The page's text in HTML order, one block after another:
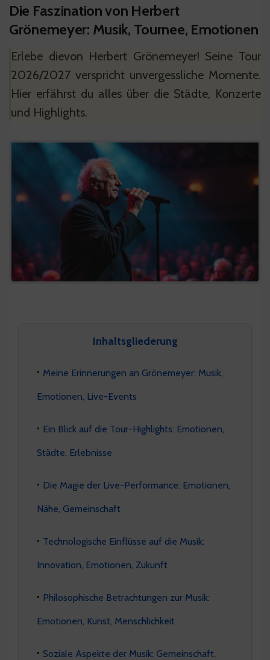
Die Faszination von Herbert
Grönemeyer: Musik, Tournee, Emotionen
Erlebe dievon Herbert Grönemeyer! Seine Tour
2026/2027 verspricht unvergessliche Momente.
Hier erfährst du alles über die Städte, Konzerte
und Highlights.
Inhaltsgliederung
Meine Erinnerungen an Grönemeyer: Musik,
Emotionen, Live-Events
Ein Blick auf die Tour-Highlights: Emotionen,
Städte, Erlebnisse
Die Magie der Live-Performance: Emotionen,
Nähe, Gemeinschaft
Technologische Einflüsse auf die Musik:
Innovation, Emotionen, Zukunft
Philosophische Betrachtungen zur Musik:
Emotionen, Kunst, Menschlichkeit
Soziale Aspekte der Musik: Gemeinschaft,